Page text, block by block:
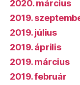
2020. március
2019.
2019. július
2019. április
2019. március
2019. február